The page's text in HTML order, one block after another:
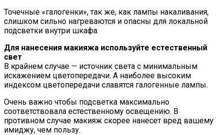
Точечные «галогенки», так же, как лампы накаливания,
слишком сильно нагреваются и опасны для локальной
подсветки внутри шкафа.
Для нанесения макияжа используйте естественный
свет
В крайнем случае — источник света с минимальным
искажением цветопередачи. А наиболее высоким
индексом цветопередачи славятся галогенные лампы.
Очень важно чтобы подсветка максимально
соответствовала естественному освещению. В
противном случае макияж скорее нанесет вред вашему
имиджу, чем пользу.